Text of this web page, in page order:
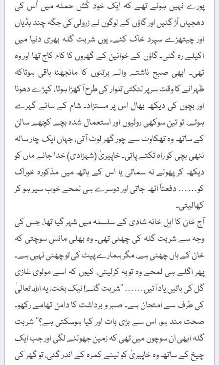
پورے نہیں ہوئے تھے کہ ایک خود کُش حملہ میں اُس کی
دھجیاں اُڑ گئیں اور گاؤں کے لوگوں نے زرولی کی جگہ چند ہڈیاں
اور چیتھڑے سپرد خاک کئے۔ یوں شربت گلہ بھری دنیا میں
اکیلے رہ گئی۔ گاؤں کے خوانین کے گھروں کا کام کاج تھا اور وہ
تھی۔ ابھی صبح ناشتے والے برتنوں کا مانجھنا باقی ہوتاکہ
ظہرانے کا وقت سر پر لٹکتی تلوار کی طرح آکھڑا ہوتا، کپڑے دھونا
اور بچوں کی دیکھ بھال اس پر مستزاد۔ شام کے سائے گہرے
ہوتے، تو تین سوکھی روٹیوں اور استعمال شدہ بچے کچھے سالن
کے ساتھ وہ تھکاوٹ سے چور گھر لوٹ آتی، جہاں ایک چار سالہ
ننھی بچی کو راہ تکتے پاتی۔ خاپیریٔ (شہزادی) خدا جانے ماں کو
دیکھ کر پھولے نہ سماتی یا اس کے ہاتھ میں مذکورہ خوراک
کو…… دفعتاً اٹھ جاتی اور دوسرے ہی لمحے خوب سیر ہو کر
کھالیتی۔
آج خان کا اہلِ خانہ شادی کے سلسلہ میں شہر گیا تھا، جس کی
وجہ سے شربت گلہ کی چھٹی تھی۔ وہ بھلی مانس سوچتی کہ
خان کے ہاں چھٹی ہے، مگر ہمارے پیٹ کی تو چھٹی نہیں ہے۔
پھر اگلے ہی لمحے وہ توبہ کرلیتی، کیوں کہ اسے مولوی غازی
گل کی باتیں یاد آتیں…… ’’شربت گلے! نیک بخت، یہ اللہ تعالیٰ
کی طرف سے امتحان ہے۔ صبر و برداشت کا دامن تھامے رکھو۔
صحت مند ہو، اس سے بڑی بات اور کیا ہوسکتی ہے؟‘‘ شربت
گلہ ابھی ان سوچوں میں تھی کہ زمین جھولنے لگی اور جب ایک
چیخ کے ساتھ وہ خاپیریٔ کو لینے کمرہ کے اندر گئی، تو گھر کی